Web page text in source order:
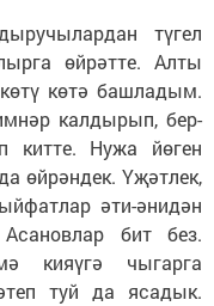
түгел
өйрәтте. Алты
көтә башладым.
калдырып, бер-
китте. Нужа йөген
өйрәндек. Үҗәтлек,
әти-әнидән
бит без.
кияүгә чыгарга
туй да ясадык.